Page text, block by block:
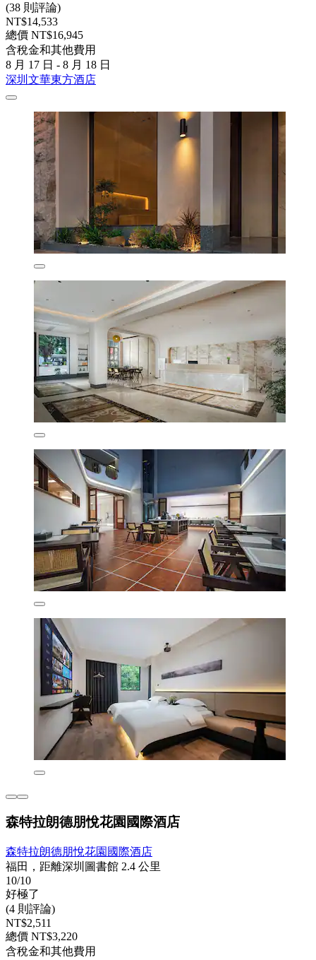
(38 則評論)
NT$14,533
總價 NT$16,945
含稅金和其他費用
8 月 17 日 - 8 月 18 日
深圳文華東方酒店
森特拉朗德朋悅花園國際酒店
森特拉朗德朋悅花園國際酒店
福田，距離深圳圖書館 2.4 公里
10/10
好極了
(4 則評論)
NT$2,511
總價 NT$3,220
含稅金和其他費用